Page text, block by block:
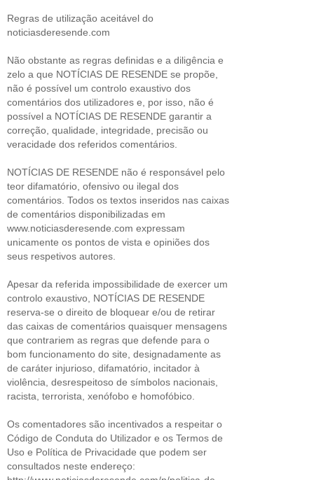
Regras de utilização aceitável do
noticiasderesende.com
Não obstante as regras definidas e a diligência e
zelo a que NOTÍCIAS DE RESENDE se propõe,
não é possível um controlo exaustivo dos
comentários dos utilizadores e, por isso, não é
possível a NOTÍCIAS DE RESENDE garantir a
correção, qualidade, integridade, precisão ou
veracidade dos referidos comentários.
NOTÍCIAS DE RESENDE não é responsável pelo
teor difamatório, ofensivo ou ilegal dos
comentários. Todos os textos inseridos nas caixas
de comentários disponibilizadas em
www.noticiasderesende.com expressam
unicamente os pontos de vista e opiniões dos
seus respetivos autores.
Apesar da referida impossibilidade de exercer um
controlo exaustivo, NOTÍCIAS DE RESENDE
reserva-se o direito de bloquear e/ou de retirar
das caixas de comentários quaisquer mensagens
que contrariem as regras que defende para o
bom funcionamento do site, designadamente as
de caráter injurioso, difamatório, incitador à
violência, desrespeitoso de símbolos nacionais,
racista, terrorista, xenófobo e homofóbico.
Os comentadores são incentivados a respeitar o
Código de Conduta do Utilizador e os Termos de
Uso e Política de Privacidade que podem ser
consultados neste endereço: